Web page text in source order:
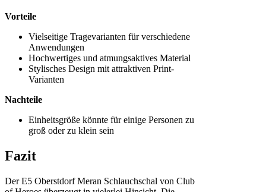
Vorteile
Vielseitige Tragevarianten für verschiedene
Anwendungen
Hochwertiges und atmungsaktives Material
Stylisches Design mit attraktiven Print-
Varianten
Nachteile
Einheitsgröße könnte für einige Personen zu
groß oder zu klein sein
Fazit
Der E5 Oberstdorf Meran Schlauchschal von Club